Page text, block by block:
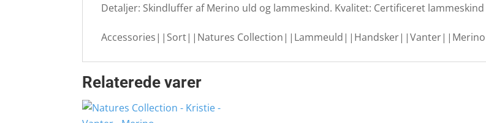
Detaljer: Skindluffer af Merino uld og lammeskind. Kvalitet: Certificeret
Accessories||Sort||Natures
Relaterede varer